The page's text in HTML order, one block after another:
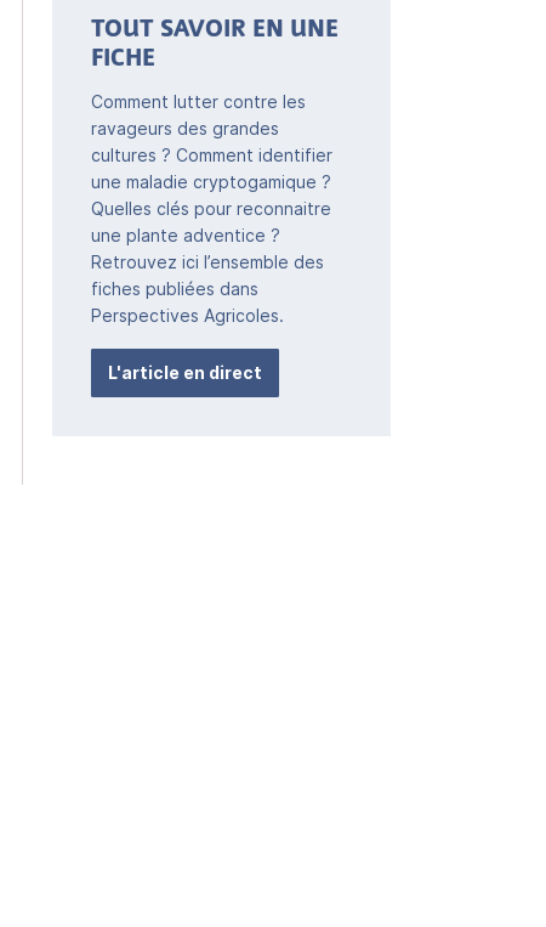
TOUT SAVOIR EN UNE
FICHE
Comment lutter contre les
ravageurs des grandes
cultures ? Comment identifier
une maladie cryptogamique ?
Quelles clés pour reconnaitre
une plante adventice ?
Retrouvez ici l’ensemble des
fiches publiées dans
Perspectives Agricoles.
L'article en direct